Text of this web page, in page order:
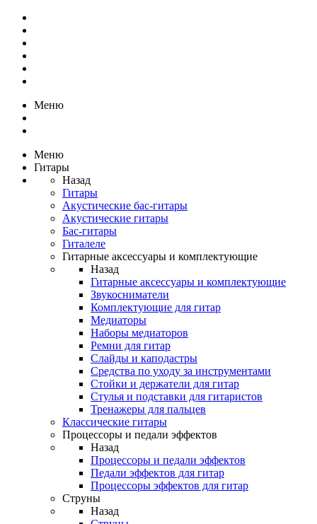
Меню
Меню
Гитары
Назад
Гитары
Акустические бас-гитары
Акустические гитары
Бас-гитары
Гиталеле
Гитарные аксессуары и комплектующие
Назад
Гитарные аксессуары и комплектующие
Звукосниматели
Комплектующие для гитар
Медиаторы
Наборы медиаторов
Ремни для гитар
Слайды и каподастры
Средства по уходу за инструментами
Стойки и держатели для гитар
Стулья и подставки для гитаристов
Тренажеры для пальцев
Классические гитары
Процессоры и педали эффектов
Назад
Процессоры и педали эффектов
Педали эффектов для гитар
Процессоры эффектов для гитар
Струны
Назад